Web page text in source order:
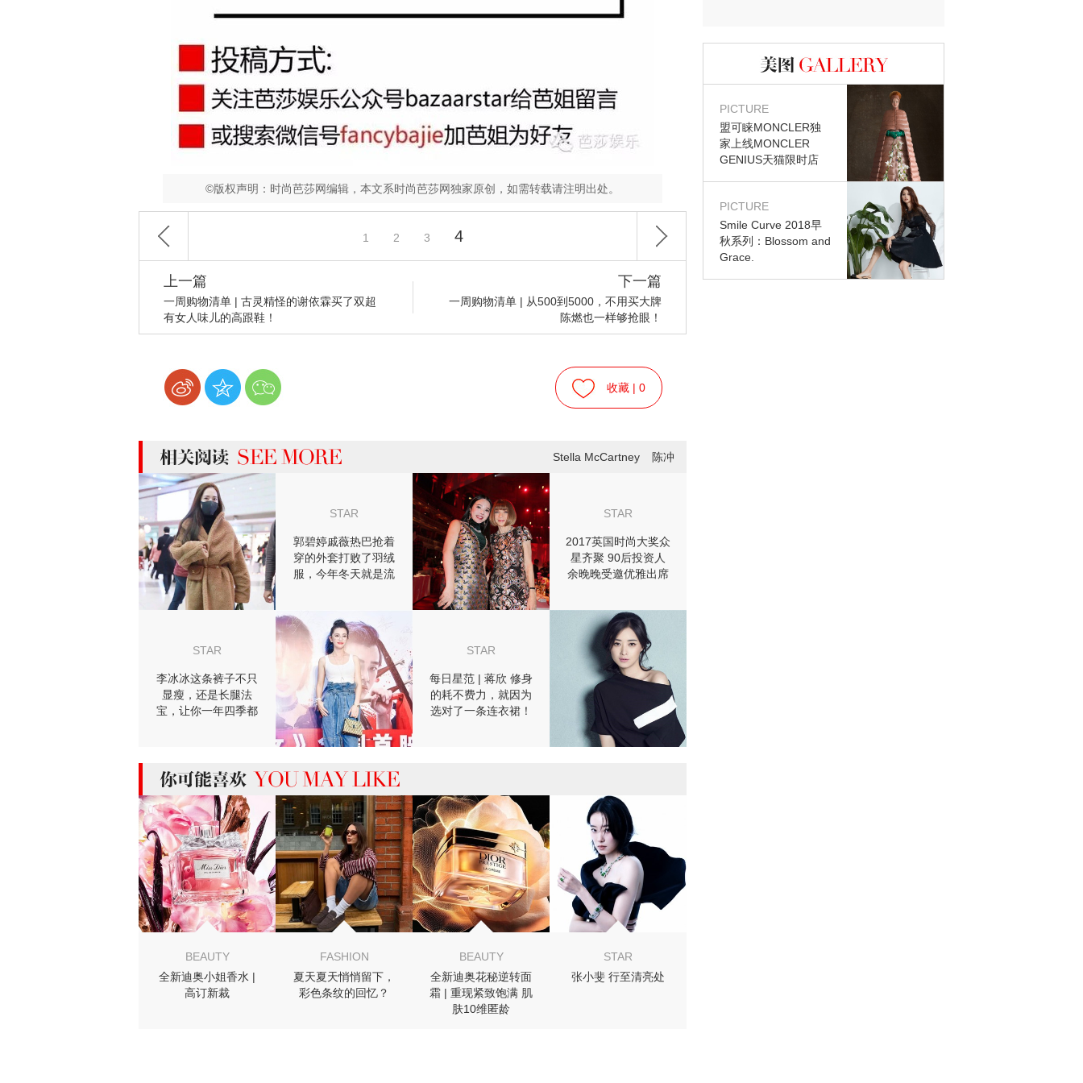
©版权声明：时尚芭莎网编辑，本文系时尚芭莎网独家原创，如需转载请注明出处。
1 2 3 4
上一篇
一周购物清单 | 古灵精怪的谢依霖买了双超
有女人味儿的高跟鞋！
下一篇
一周购物清单 | 从500到5000，不用买大牌
陈燃也一样够抢眼！
收藏 | 0
Stella McCartney 陈冲
STAR
郭碧婷戚薇热巴抢着
穿的外套打败了羽绒
服，今年冬天就是流
STAR
2017英国时尚大奖众
星齐聚 90后投资人
余晚晚受邀优雅出席
STAR
李冰冰这条裤子不只
显瘦，还是长腿法
宝，让你一年四季都
STAR
每日星范 | 蒋欣 修身
的耗不费力，就因为
选对了一条连衣裙！
MIGHT LIKE 你可能喜欢
BEAUTY
全新迪奥小姐香水 |
高订新裁
FASHION
夏天夏天悄悄留下，
彩色条纹的回忆？
BEAUTY
全新迪奥花秘逆转面
霜 | 重现紧致饱满 肌
肤10维匿龄
STAR
张小斐 行至清亮处
图库
PICTURE
盟可睐MONCLER独
家上线MONCLER
GENIUS天猫限时店
PICTURE
Smile Curve 2018早
秋系列：Blossom and
Grace.